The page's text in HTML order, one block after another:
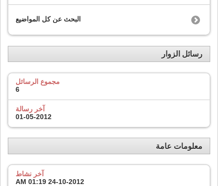
البحث عن كل المواضيع
رسائل الزوار
مجموع الرسائل
6
آخر رسالة
01-05-2012
معلومات عامة
آخر نشاط
24-10-2012
01:19 AM